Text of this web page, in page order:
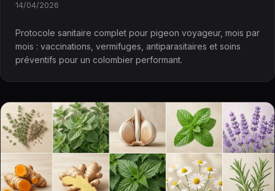
14/04/2026
Protocole sanitaire complet pour pigeon voyageur, mois par
mois : vaccinations, vermifuges, antiparasitaires et soins
préventifs pour un colombier performant.